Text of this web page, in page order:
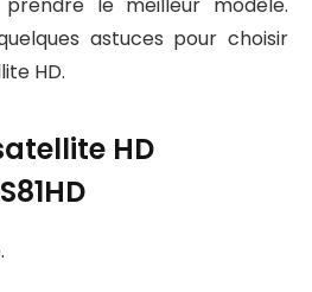
le meilleur modèle.
astuces pour choisir
HD.
HD